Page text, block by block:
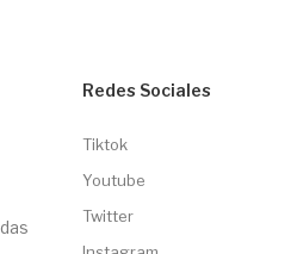
Redes Sociales
Tiktok
Youtube
Twitter